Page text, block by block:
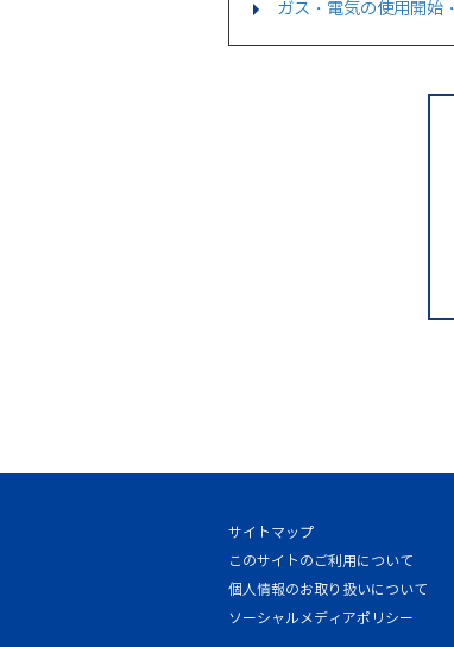
ガス・電気の使用開始
サイトマップ
このサイトのご利用について
個人情報のお取り扱いについて
ソーシャルメディアポリシー